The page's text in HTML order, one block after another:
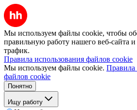
Мы используем файлы cookie, чтобы
правильную работу нашего веб-сайта и
трафик.
Правила использования файлов cookie
Мы используем файлы cookie. Правила
файлов cookie
Понятно
Ищу работу